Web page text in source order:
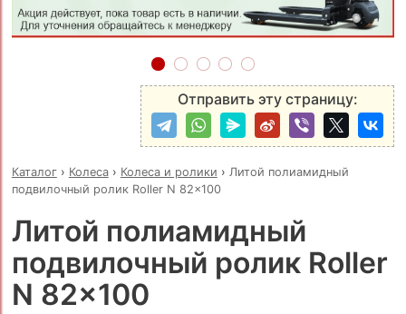
Отправить эту страницу:
Каталог› Колеса› Колеса и ролики › Литой полиамидный
подвилочный ролик Roller N 82x100
Литой полиамидный
подвилочный ролик Roller
N 82x100